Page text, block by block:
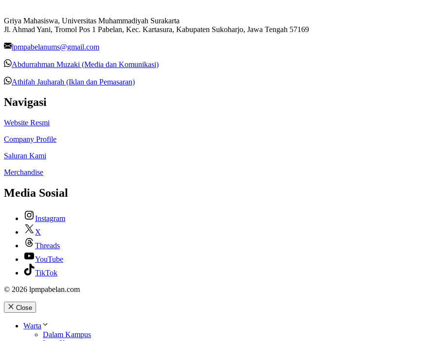
Griya Mahasiswa, Universitas Muhammadiyah Surakarta
Jl. Ahmad Yani, Tromol Pos 1 Pabelan, Kec. Kartasura, Kabupaten Sukoharjo, Jawa Tengah 57169
lpmpabelanums@gmail.com
Abdurrahman Muzaki (Media dan Komunikasi)
Athifah Jauharah (Iklan dan Pemasaran)
Navigasi
Website Resmi
Company Profile
Saluran Kami
Merchandise
Media Sosial
Instagram
X
Threads
YouTube
TikTok
© 2026 lpmpabelan.com
Close
Warta
Dalam Kampus